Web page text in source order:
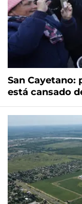
San Cayetano:
está cansado